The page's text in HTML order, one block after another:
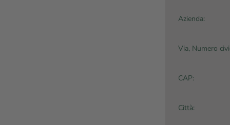
Azienda:
Via, Numero
CAP:
Città: